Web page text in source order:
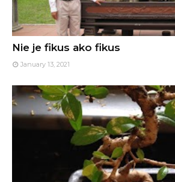
Nie je fikus ako fikus
January 13, 2021